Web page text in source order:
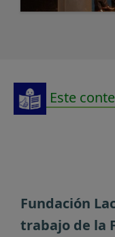
Este
Fundación
trabajo de la